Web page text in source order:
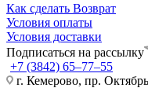
Как сделать Возврат
Условия оплаты
Условия доставки
Подписаться на рассылку
+7 (3842) 65–77–55
г. Кемерово, пр.